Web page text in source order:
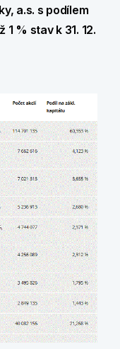
a.s. s podílem
% stav k 31. 12.